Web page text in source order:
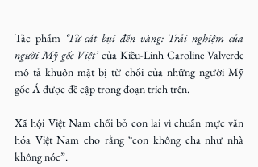
Tác phẩm ‘Từ cát bụi đến vàng: Trải nghiệm của
người Mỹ gốc Việt’ của Kiều-Linh Caroline Valverde
mô tả khuôn mặt bị từ chối của những người Mỹ
gốc Á được đề cập trong đoạn trích trên.
Xã hội Việt Nam chối bỏ con lai vì chuẩn mực văn
hóa Việt Nam cho rằng “con không cha như nhà
không nóc”.